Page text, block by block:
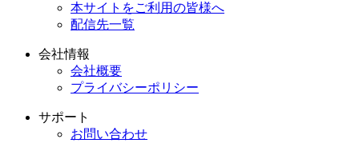
本サイトをご利用の皆様へ
配信先一覧
会社情報
会社概要
プライバシーポリシー
サポート
お問い合わせ